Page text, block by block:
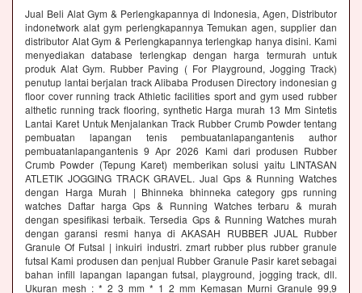
Jual Beli Alat Gym & Perlengkapannya di Indonesia, Agen, Distributor
indonetwork alat gym perlengkapannya Temukan agen, supplier dan
distributor Alat Gym & Perlengkapannya terlengkap hanya disini. Kami
menyediakan database terlengkap dengan harga termurah untuk
produk Alat Gym. Rubber Paving ( For Playground, Jogging Track)
penutup lantai berjalan track Alibaba Produsen Directory indonesian g
floor cover running track Athletic facilities sport and gym used rubber
althetic running track flooring, synthetic Harga murah 13 Mm Sintetis
Lantai Karet Untuk Menjalankan Track Rubber Crumb Powder tentang
pembuatan lapangan tenis pembuatanlapangantenis author
pembuatanlapangantenis 9 Apr 2026 Kami dari produsen Rubber
Crumb Powder (Tepung Karet) memberikan solusi yaitu LINTASAN
ATLETIK JOGGING TRACK GRAVEL. Jual Gps & Running Watches
dengan Harga Murah | Bhinneka bhinneka category gps running
watches Daftar harga Gps & Running Watches terbaru & murah
dengan spesifikasi terbaik. Tersedia Gps & Running Watches murah
dengan garansi resmi hanya di AKASAH RUBBER JUAL Rubber
Granule Of Futsal | inkuiri industri. zmart rubber plus rubber granule
futsal Kami produsen dan penjual Rubber Granule Pasir karet sebagai
bahan infill lapangan lapangan futsal, playground, jogging track, dll.
Ukuran mesh : * 2 3 mm * 1 2 mm Kemasan Murni Granule 99,9